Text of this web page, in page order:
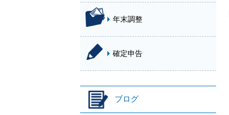
年末調整
確定申告
ブログ